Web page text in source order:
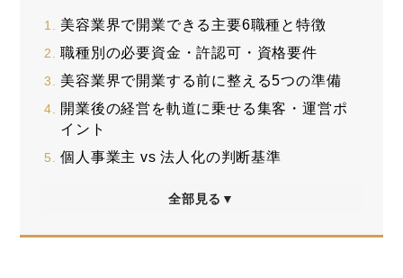
美容業界で開業できる主要6職種と特徴
職種別の必要資金・許認可・資格要件
美容業界で開業する前に整える5つの準備
開業後の経営を軌道に乗せる集客・運営ポ
イント
個人事業主 vs 法人化の判断基準
全部見る▼